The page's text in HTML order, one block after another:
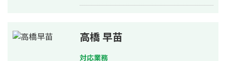
現在は、経理代行を中心に業務を請け
負っております。他にもLINE運用（Lス
テップ構築）、SEO代行などを幅広く
高橋 早苗
対応業務